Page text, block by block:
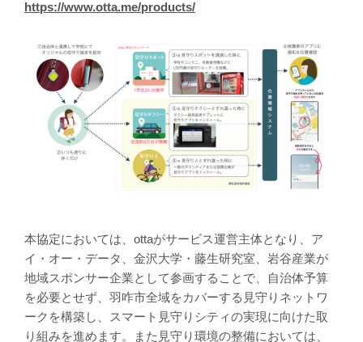
https://www.otta.me/products/
本協定においては、ottaがサービス運営主体となり、ア
イ・オー・データ、金沢大学・藤生研究室、岩谷産業が
地域スポンサー企業として参画することで、自治体予算
を必要とせず、羽咋市全域をカバーする見守りネットワ
ークを構築し、スマート見守りシティの実現に向けた取
り組みを進めます。また見守り環境の整備においては、